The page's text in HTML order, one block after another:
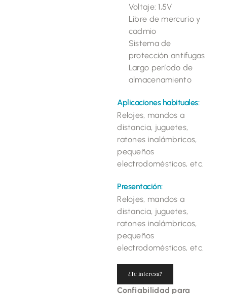
Voltaje: 1,5V
Libre de mercurio y
cadmio
Sistema de
protección antifugas
Largo período de
almacenamiento
Aplicaciones habituales:
Relojes, mandos a
distancia, juguetes,
ratones inalámbricos,
pequeños
electrodomésticos, etc.
Presentación:
Relojes, mandos a
distancia, juguetes,
ratones inalámbricos,
pequeños
electrodomésticos, etc.
¿Te interesa?
Confiabilidad para